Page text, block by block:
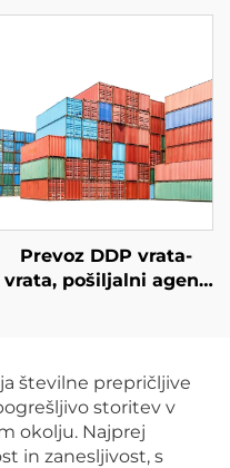
Prevoz DDP vrata-
vrata, pošiljalni agent
številne prepričljive
storitev v
okolju. Najprej
in zanesljivost, s